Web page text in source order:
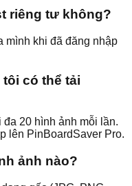
riêng tư không?
mình khi đã đăng nhập
có thể tải
20 hình ảnh mỗi lần.
lên PinBoardSaver Pro.
ảnh nào?